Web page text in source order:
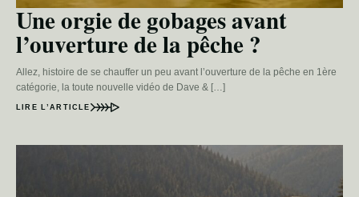
Une orgie de gobages avant
l’ouverture de la pêche ?
Allez, histoire de se chauffer un peu avant l’ouverture de la pêche en 1ère
catégorie, la toute nouvelle vidéo de Dave & […]
LIRE L’ARTICLE